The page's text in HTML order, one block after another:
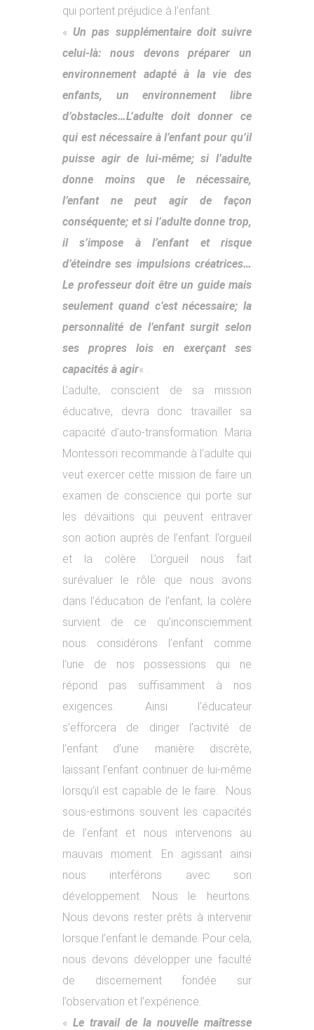
qui portent préjudice à l’enfant.
«Un pas supplémentaire doit suivre
celui-là: nous devons préparer un
environnement adapté à la vie des
enfants, un environnement libre
d’obstacles…L’adulte doit donner ce
qui est nécessaire à l’enfant pour qu’il
puisse agir de lui-même; si l’adulte
donne moins que le nécessaire,
l’enfant ne peut agir de façon
conséquente; et si l’adulte donne trop,
il s’impose à l’enfant et risque
d’éteindre ses impulsions créatrices…
Le professeur doit être un guide mais
seulement quand c’est nécessaire; la
personnalité de l’enfant surgit selon
ses propres lois en exerçant ses
capacités à agir« .
L’adulte, conscient de sa mission
éducative, devra donc travailler sa
capacité d’auto-transformation. Maria
Montessori recommande à l’adulte qui
veut exercer cette mission de faire un
examen de conscience qui porte sur
les dévaitions qui peuvent entraver
son action auprès de l’enfant: l’orgueil
et la colère. L’orgueil nous fait
surévaluer le rôle que nous avons
dans l’éducation de l’enfant; la colère
survient de ce qu’inconsciemment
nous considérons l’enfant comme
l’une de nos possessions qui ne
répond pas suffisamment à nos
exigences. Ainsi l’éducateur
s’efforcera de diriger l’activité de
l’enfant d’une manière discrète,
laissant l’enfant continuer de lui-même
lorsqu’il est capable de le faire. Nous
sous-estimons souvent les capacités
de l’enfant et nous intervenons au
mauvais moment. En agissant ainsi
nous interférons avec son
développement. Nous le heurtons.
Nous devons rester prêts à intervenir
lorsque l’enfant le demande. Pour cela,
nous devons développer une faculté
de discernement fondée sur
l’observation et l’expérience.
« Le travail de la nouvelle maîtresse